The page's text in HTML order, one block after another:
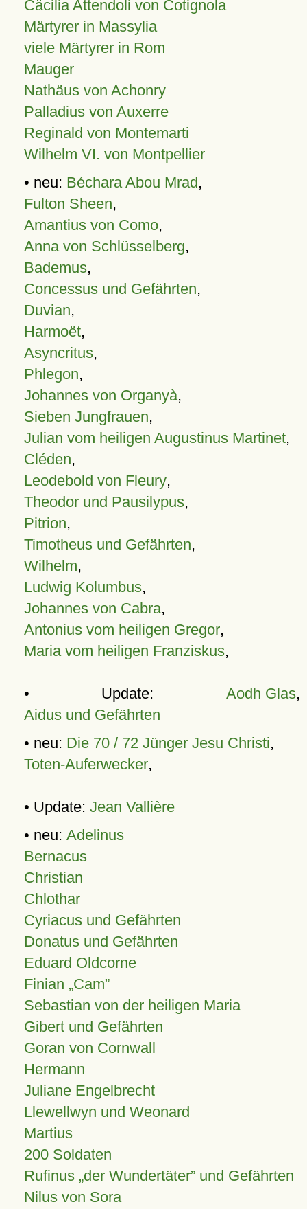
Cäcilia Attendoli von Cotignola
Märtyrer in Massylia
viele Märtyrer in Rom
Mauger
Nathäus von Achonry
Palladius von Auxerre
Reginald von Montemarti
Wilhelm VI. von Montpellier
• neu: Béchara Abou Mrad,
Fulton Sheen,
Amantius von Como,
Anna von Schlüsselberg,
Bademus,
Concessus und Gefährten,
Duvian,
Harmoët,
Asyncritus,
Phlegon,
Johannes von Organyà,
Sieben Jungfrauen,
Julian vom heiligen Augustinus Martinet,
Cléden,
Leodebold von Fleury,
Theodor und Pausilypus,
Pitrion,
Timotheus und Gefährten,
Wilhelm,
Ludwig Kolumbus,
Johannes von Cabra,
Antonius vom heiligen Gregor,
Maria vom heiligen Franziskus,
• Update: Aodh Glas,
Aidus und Gefährten
• neu: Die 70 / 72 Jünger Jesu Christi,
Toten-Auferwecker,
• Update: Jean Vallière
• neu: Adelinus
Bernacus
Christian
Chlothar
Cyriacus und Gefährten
Donatus und Gefährten
Eduard Oldcorne
Finian Cam
Sebastian von der heiligen Maria
Gibert und Gefährten
Goran von Cornwall
Hermann
Juliane Engelbrecht
Llewellwyn und Weonard
Martius
200 Soldaten
Rufinus „der Wundertäter” und Gefährten
Nilus von Sora